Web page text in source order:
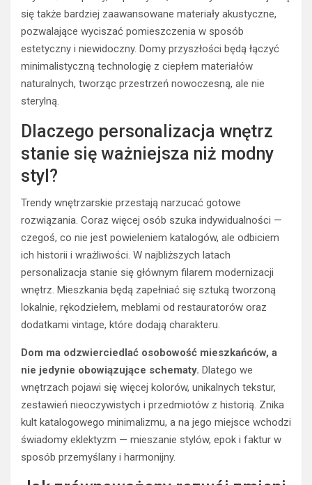
się także bardziej zaawansowane materiały akustyczne,
pozwalające wyciszać pomieszczenia w sposób
estetyczny i niewidoczny. Domy przyszłości będą łączyć
minimalistyczną technologię z ciepłem materiałów
naturalnych, tworząc przestrzeń nowoczesną, ale nie
sterylną.
Dlaczego personalizacja wnętrz
stanie się ważniejsza niż modny
styl?
Trendy wnętrzarskie przestają narzucać gotowe
rozwiązania. Coraz więcej osób szuka indywidualności —
czegoś, co nie jest powieleniem katalogów, ale odbiciem
ich historii i wrażliwości. W najbliższych latach
personalizacja stanie się głównym filarem modernizacji
wnętrz. Mieszkania będą zapełniać się sztuką tworzoną
lokalnie, rękodziełem, meblami od restauratorów oraz
dodatkami vintage, które dodają charakteru.
Dom ma odzwierciedlać osobowość mieszkańców, a
nie jedynie obowiązujące schematy. Dlatego we
wnętrzach pojawi się więcej kolorów, unikalnych tekstur,
zestawień nieoczywistych i przedmiotów z historią. Znika
kult katalogowego minimalizmu, a na jego miejsce wchodzi
świadomy eklektyzm — mieszanie stylów, epok i faktur w
sposób przemyślany i harmonijny.